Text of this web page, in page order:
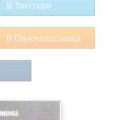
В Твиттере
В Одноклассниках